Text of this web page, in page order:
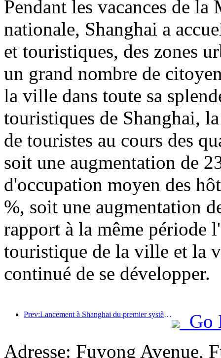
Pendant les vacances de
nationale, Shanghai a
et touristiques, des zones
un grand nombre de
la ville dans toute sa
touristiques de Shanghai,
de touristes au cours des
soit une augmentation de
d'occupation moyen des
%, soit une augmentation
rapport à la même période
touristique de la ville et la
continué de se développer.
Prev:Lancement à Shanghai du premier système de consommation culturelle et touristique en libre-service pour les touristes étrangers en Chine
Go
Adresse: Fuyong Avenue,